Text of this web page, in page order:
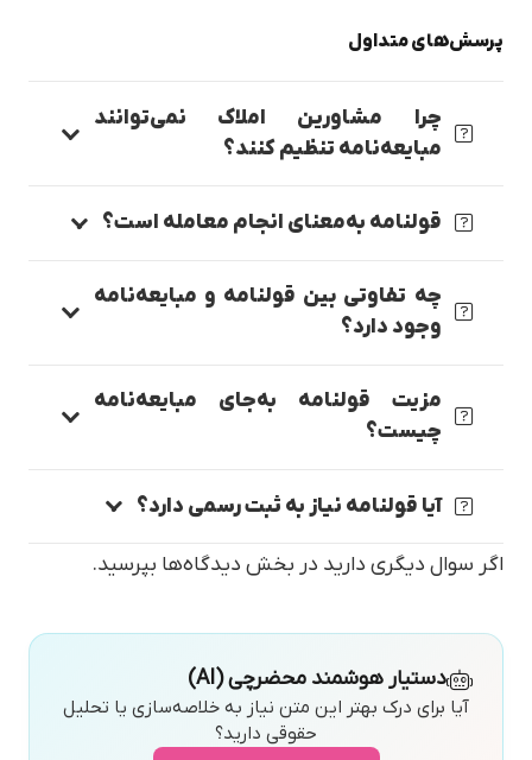
پرسش‌های متداول
چرا مشاورین املاک نمی‌توانند
مبایعه‌نامه تنظیم کنند؟
قولنامه به‌معنای انجام معامله است؟
چه تفاوتی بین قولنامه و مبایعه‌نامه
وجود دارد؟
مزیت قولنامه به‌جای مبایعه‌نامه
چیست؟
آیا قولنامه نیاز به ثبت رسمی دارد؟
اگر سوال دیگری دارید در بخش دیدگاه‌ها بپرسید.
دستیار هوشمند محضرچی (AI)
آیا برای درک بهتر این متن نیاز به خلاصه‌سازی یا تحلیل
حقوقی دارید؟